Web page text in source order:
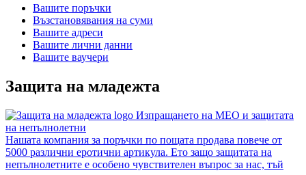
Вашите поръчки
Възстановявания на суми
Вашите адреси
Вашите лични данни
Вашите ваучери
Защита на младежта
Изпращането на MEO и защитата
на непълнолетни
Нашата компания за поръчки по пощата продава повече от
5000 различни еротични артикула. Ето защо защитата на
непълнолетните е особено чувствителен въпрос за нас, тъй